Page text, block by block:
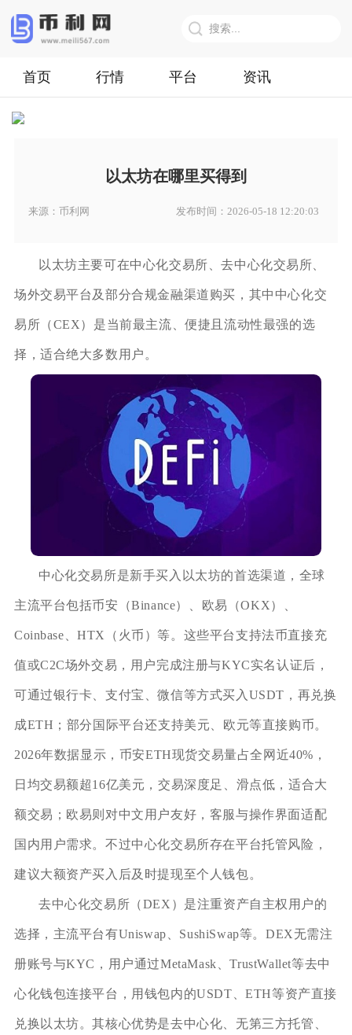
首页 行情 平台 资讯
以太坊在哪里买得到
来源：币利网 发布时间：2026-05-18 12:20:03
以太坊主要可在中心化交易所、去中心化交易所、
场外交易平台及部分合规金融渠道购买，其中中心化交
易所（CEX）是当前最主流、便捷且流动性最强的选
择，适合绝大多数用户。
中心化交易所是新手买入以太坊的首选渠道，全球
主流平台包括币安（Binance）、欧易（OKX）、
Coinbase、HTX（火币）等。这些平台支持法币直接充
值或C2C场外交易，用户完成注册与KYC实名认证后，
可通过银行卡、支付宝、微信等方式买入USDT，再兑换
成ETH；部分国际平台还支持美元、欧元等直接购币。
2026年数据显示，币安ETH现货交易量占全网近40%，
日均交易额超16亿美元，交易深度足、滑点低，适合大
额交易；欧易则对中文用户友好，客服与操作界面适配
国内用户需求。不过中心化交易所存在平台托管风险，
建议大额资产买入后及时提现至个人钱包。
去中心化交易所（DEX）是注重资产自主权用户的
选择，主流平台有Uniswap、SushiSwap等。DEX无需注
册账号与KYC，用户通过MetaMask、TrustWallet等去中
心化钱包连接平台，用钱包内的USDT、ETH等资产直接
兑换以太坊。其核心优势是去中心化、无第三方托管、